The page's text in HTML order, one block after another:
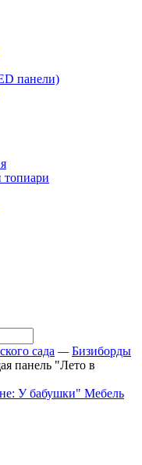
панели)
сада —Бизиборды
панель "Лето в